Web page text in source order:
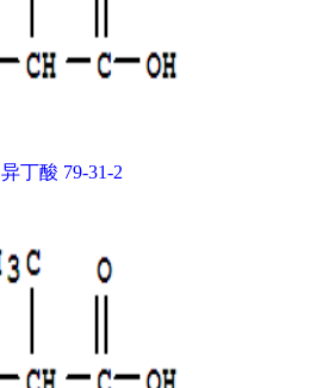
异丁酸 79-31-2